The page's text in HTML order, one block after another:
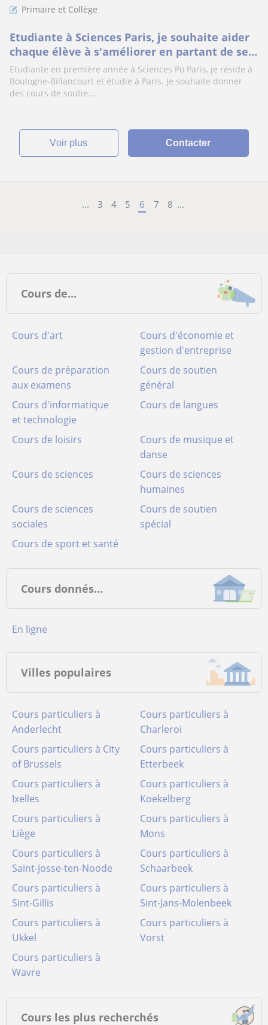
Primaire et Collège
Etudiante à Sciences Paris, je souhaite aider
chaque élève à s'améliorer en partant de ses
difficultés !
Etudiante en première année à Sciences Po Paris, je réside à
Boulogne-Billancourt et étudie à Paris. Je souhaite donner
des cours de soutie...
voir plus Contacter
... 3 4 5 6 7 8 ...
Cours de...
Cours d'art
Cours d'économie et
gestion d'entreprise
Cours de préparation
aux examens
Cours de soutien
général
Cours d'informatique
et technologie
Cours de langues
Cours de loisirs
Cours de musique et
danse
Cours de sciences
Cours de sciences
humaines
Cours de sciences
sociales
Cours de soutien
spécial
Cours de sport et santé
Cours donnés...
en ligne
Villes populaires
Cours particuliers à
Anderlecht
Cours particuliers à
Charleroi
Cours particuliers à City
of Brussels
Cours particuliers à
Etterbeek
Cours particuliers à
Ixelles
Cours particuliers à
Koekelberg
Cours particuliers à
Liège
Cours particuliers à
Mons
Cours particuliers à
Saint-Josse-ten-Noode
Cours particuliers à
Schaarbeek
Cours particuliers à
Sint-Gillis
Cours particuliers à
Sint-Jans-Molenbeek
Cours particuliers à
Ukkel
Cours particuliers à
Vorst
Cours particuliers à
Wavre
Cours les plus recherchés